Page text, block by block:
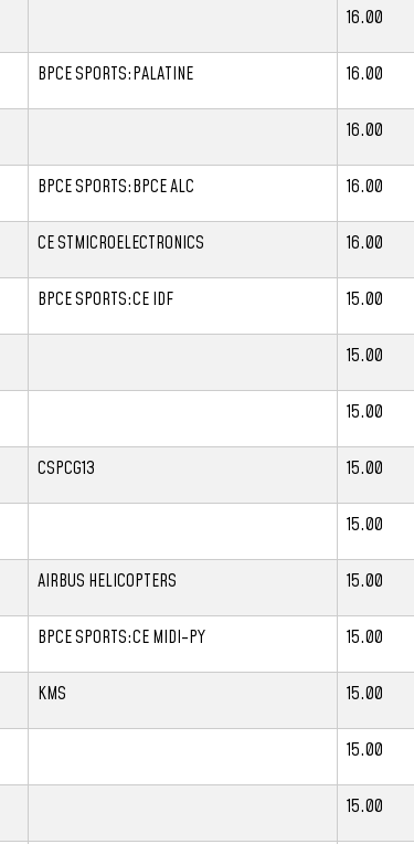
16.00
BPCE SPORTS:PALATINE 16.00
16.00
BPCE SPORTS:BPCE ALC 16.00
CE STMICROELECTRONICS 16.00
BPCE SPORTS:CE IDF 15.00
15.00
15.00
CSPCG13 15.00
15.00
AIRBUS HELICOPTERS 15.00
BPCE SPORTS:CE MIDI-PY 15.00
KMS 15.00
15.00
15.00